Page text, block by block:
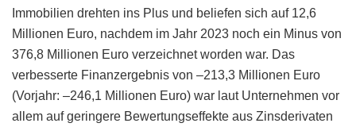
Immobilien drehten ins Plus und beliefen sich auf 12,6
Millionen Euro, nachdem im Jahr 2023 noch ein Minus von
376,8 Millionen Euro verzeichnet worden war. Das
verbesserte Finanzergebnis von –213,3 Millionen Euro
(Vorjahr: –246,1 Millionen Euro) war laut Unternehmen vor
allem auf geringere Bewertungseffekte aus Zinsderivaten